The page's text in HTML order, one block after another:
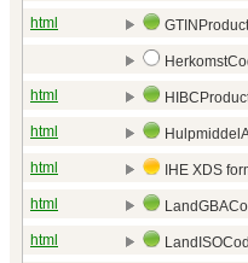
html
html
html
html IHE XDS
html
html